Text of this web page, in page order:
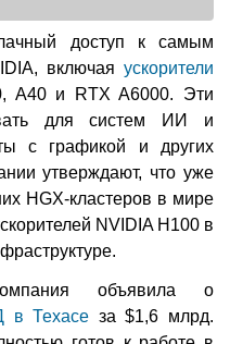
доступ к самым
включая ускорители
A40 и RTX A6000. Эти
для систем ИИ и
с графикой и других
утверждают, что уже
HGX-кластеров в мире
NVIDIA H100 в
объявила о
в Техасе за $1,6 млрд.